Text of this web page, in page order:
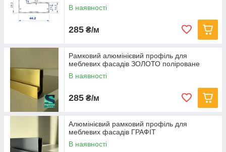
В наявності
285 ₴/м
Рамковий алюмінієвий профіль для
меблевих фасадів ЗОЛОТО поліроване
В наявності
285 ₴/м
Алюмінієвий рамковий профіль для
меблевих фасадів ГРАФІТ
В наявності